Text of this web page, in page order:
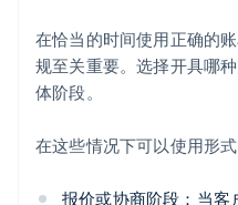
在恰当的时间使用正确的
规至关重要。选择开具哪
体阶段。
在这些情况下可以使用形式
报价或协商阶段：当客